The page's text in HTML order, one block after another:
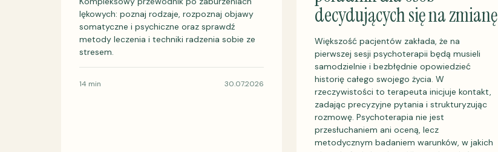
lękowych: poznaj rodzaje, rozpoznaj objawy
somatyczne i psychiczne oraz sprawdź
metody leczenia i techniki radzenia sobie ze
stresem.
14 min 30.07.2026
decydujących się na zmianę
Większość pacjentów zakłada, że na
pierwszej sesji psychoterapii będą musieli
samodzielnie i bezbłędnie opowiedzieć
historię całego swojego życia. W
rzeczywistości to terapeuta inicjuje kontakt,
zadając precyzyjne pytania i strukturyzując
rozmowę. Psychoterapia nie jest
przesłuchaniem ani oceną, lecz
metodycznym badaniem warunków, w jakich